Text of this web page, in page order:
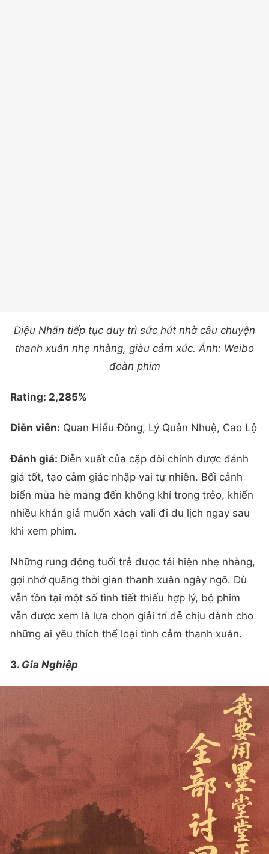
Diệu Nhãn tiếp tục duy trì sức hút nhờ câu chuyện
thanh xuân nhẹ nhàng, giàu cảm xúc. Ảnh: Weibo
đoàn phim
Rating: 2,285%
Diễn viên: Quan Hiểu Đồng, Lý Quân Nhuệ, Cao Lộ
Đánh giá: Diễn xuất của cặp đôi chính được đánh
giá tốt, tạo cảm giác nhập vai tự nhiên. Bối cảnh
biển mùa hè mang đến không khí trong trẻo, khiến
nhiều khán giả muốn xách vali đi du lịch ngay sau
khi xem phim.
Những rung động tuổi trẻ được tái hiện nhẹ nhàng,
gợi nhớ quãng thời gian thanh xuân ngây ngô. Dù
vẫn tồn tại một số tình tiết thiếu hợp lý, bộ phim
vẫn được xem là lựa chọn giải trí dễ chịu dành cho
những ai yêu thích thể loại tình cảm thanh xuân.
3. Gia Nghiệp